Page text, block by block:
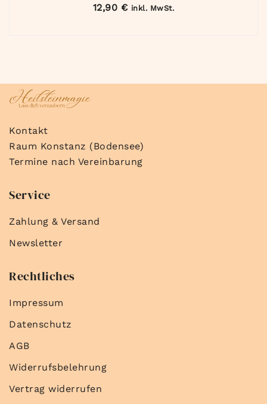
12,90 € inkl. MwSt.
Kontakt
Raum Konstanz (Bodensee)
Termine nach Vereinbarung
Service
Zahlung & Versand
Newsletter
Rechtliches
Impressum
Datenschutz
AGB
Widerrufsbelehrung
Vertrag widerrufen